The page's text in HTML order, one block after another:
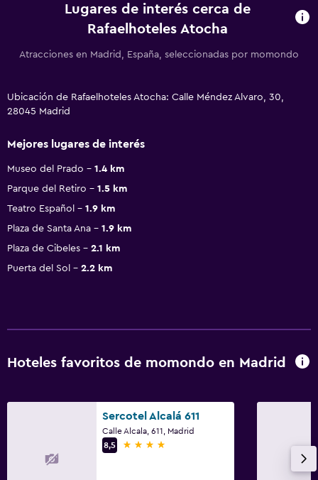
Lugares de interés cerca de
Rafaelhoteles Atocha
Atracciones en Madrid, España, seleccionadas por momondo
Ubicación de Rafaelhoteles Atocha: Calle Méndez Alvaro, 30,
28045 Madrid
Mejores lugares de interés
Museo del Prado
1.4 km
Parque del Retiro
1.5 km
Teatro Español
1.9 km
Plaza de Santa Ana
1.9 km
Plaza de Cibeles
2.1 km
Puerta del Sol
2.2 km
Hoteles favoritos de momondo en Madrid
Sercotel Alcalá 611
Calle Alcala, 611, Madrid
8,5
4 estrellas